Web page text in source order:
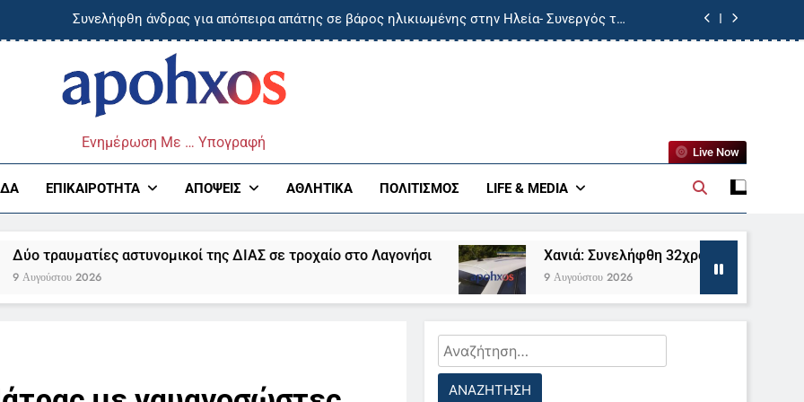
Συνελήφθη άνδρας για απόπειρα απάτης σε βάρος ηλικιωμένης στην Ηλεία- Συνεργός του
Σοβαρός τραυματισμός 42χρονης στον Πύργο μετά απο τροχαίο- Μεταφέρθηκε στο νοσοκομείο Ρίου
τη Δυτική Αττική στη Νότια Γαλλία : Οι εμπειρίες Ελλήνων και Γάλλων πυροσβεστών από τα πύρινα
συλληφθέντα, αποπειράθηκε να εμβολίσει τους αστυνομικούς με αυτοκίνητο
Σοβαρός τραυματισμός 42χρονης στον Πύργο μετά απο τροχαίο- Μεταφέρθηκε στο νοσοκομείο Ρίου
τη Δυτική Αττική στη Νότια Γαλλία : Οι εμπειρίες Ελλήνων και Γάλλων πυροσβεστών από τα πύρινα
μέτωπα
Ενημέρωση Με … Υπογραφή
ΕΠΙΚΑΙΡΌΤΗΤΑ ΑΠΌΨΕΙΣ ΑΘΛΗΤΙΚΆ ΠΟΛΙΤΙΣΜΌΣ LIFE & MEDIA
Live Now
αστυνομικοί της ΔΙΑΣ σε τροχαίο στο Λαγονήσι Χανιά: Συνελήφθη 32χρονος αλλοδαπός
9 Αυγούστου 2026
Αναζήτηση
για: